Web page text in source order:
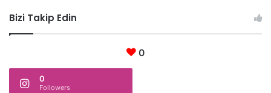
Bizi Takip Edin
0
0
Followers